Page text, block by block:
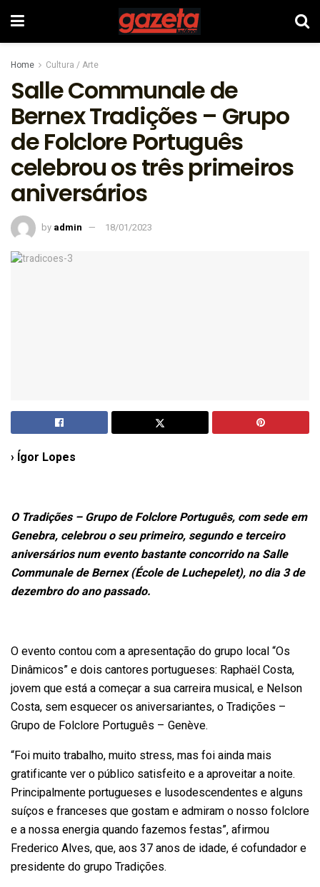
Home Cultura / Arte
Salle Communale de
Bernex Tradições – Grupo
de Folclore Português
celebrou os três primeiros
aniversários
by admin 18/01/2023
› Ígor Lopes
O Tradições – Grupo de Folclore Português, com sede em
Genebra, celebrou o seu primeiro, segundo e terceiro
aniversários num evento bastante concorrido na Salle
Communale de Bernex (École de Luchepelet), no dia 3 de
dezembro do ano passado.
O evento contou com a apresentação do grupo local “Os
Dinâmicos” e dois cantores portugueses: Raphaël Costa,
jovem que está a começar a sua carreira musical, e Nelson
Costa, sem esquecer os aniversariantes, o Tradições –
Grupo de Folclore Português – Genève.
“Foi muito trabalho, muito stress, mas foi ainda mais
gratificante ver o público satisfeito e a aproveitar a noite.
Principalmente portugueses e lusodescendentes e alguns
suíços e franceses que gostam e admiram o nosso folclore
e a nossa energia quando fazemos festas”, afirmou
Frederico Alves, que, aos 37 anos de idade, é cofundador e
presidente do grupo Tradições.